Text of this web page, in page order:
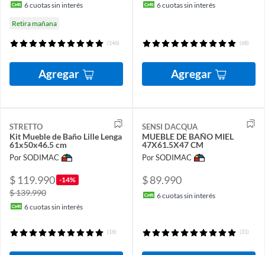
6cuotas sin interés
Retira mañana
(146)
Agregar
6cuotas sin interés
(68)
Agregar
STRETTO
Kit Mueble de Baño Lille Lenga
61x50x46.5 cm
Por SODIMAC
$ 119.990 -14%
$ 139.990
6cuotas sin interés
(16)
SENSI DACQUA
MUEBLE DE BAÑO MIEL
47X61.5X47 CM
Por SODIMAC
$ 89.990
6cuotas sin interés
(31)